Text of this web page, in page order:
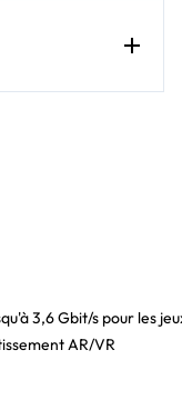
3,6 Gbit/s pour les
AR/VR